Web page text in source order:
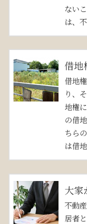
ない
は、
借地
借地
り、
地権
の借
ちら
は借
大家
不動
居者